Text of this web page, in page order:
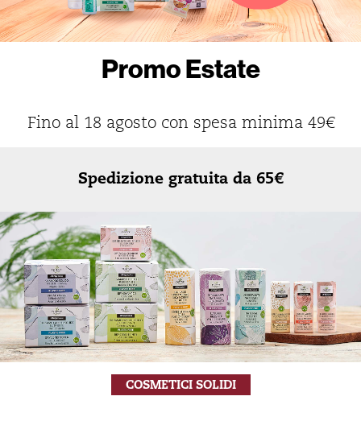
Promo Estate
Fino al 18 agosto con spesa minima 49€
Spedizione gratuita da 65€
COSMETICI SOLIDI